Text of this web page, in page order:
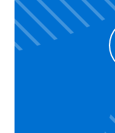
Click to enable